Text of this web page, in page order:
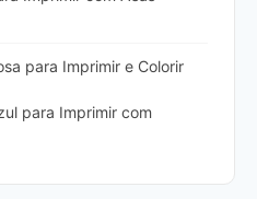
para Imprimir e Colorir
para Imprimir com